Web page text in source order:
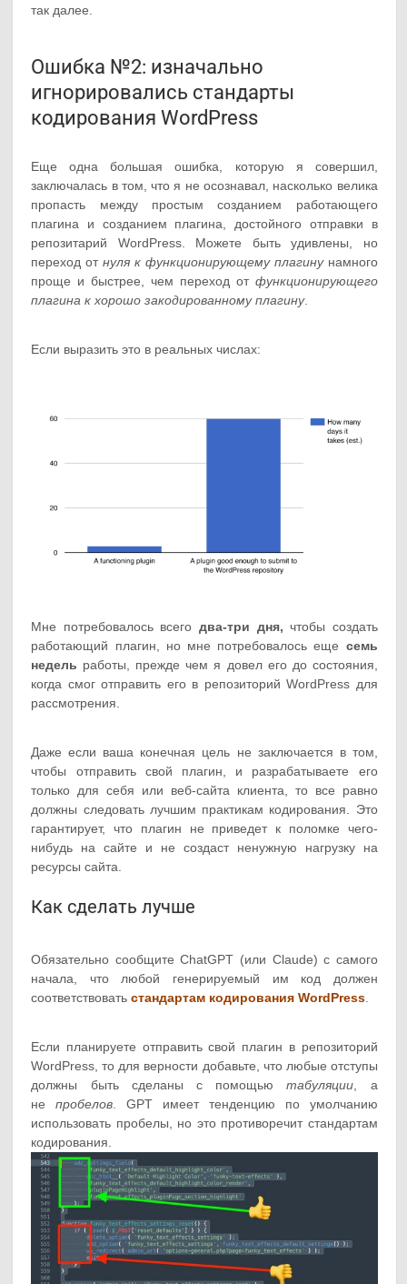
так далее.
Ошибка №2: изначально
игнорировались стандарты
кодирования WordPress
Еще одна большая ошибка, которую я совершил,
заключалась в том, что я не осознавал, насколько велика
пропасть между простым созданием работающего
плагина и созданием плагина, достойного отправки в
репозитарий WordPress. Можете быть удивлены, но
переход отнуля к функционирующему плагинунамного
проще и быстрее, чем переход от функционирующего
плагина к хорошо закодированному плагину.
Если выразить это в реальных числах:
Мне потребовалось всего два-три дня, чтобы создать
работающий плагин, но мне потребовалось еще семь
недель работы, прежде чем я довел его до состояния,
когда смог отправить его в репозиторий WordPress для
рассмотрения.
Даже если ваша конечная цель не заключается в том,
чтобы отправить свой плагин, и разрабатываете его
только для себя или веб-сайта клиента, то все равно
должны следовать лучшим практикам кодирования. Это
гарантирует, что плагин не приведет к поломке чего-
нибудь на сайте и не создаст ненужную нагрузку на
ресурсы сайта.
Как сделать лучше
Обязательно сообщите ChatGPT (или Claude) с самого
начала, что любой генерируемый им код должен
соответствоватьстандартам кодирования WordPress
Если планируете отправить свой плагин в репозиторий
WordPress, то для верности добавьте, что любые отступы
должны быть сделаны с помощьютабуляции , а
непробелов . GPT имеет тенденцию по умолчанию
использовать пробелы, но это противоречит стандартам
кодирования.